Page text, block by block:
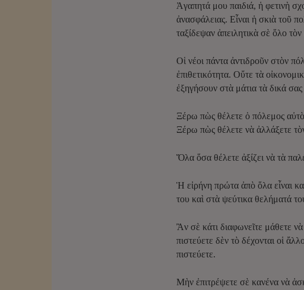
Ἀγαπητά μου παιδιά, ἡ φετινὴ
ἀνασφάλειας. Εἶναι ἡ σκιὰ τοῦ
ταξίδεψαν ἀπειλητικὰ σὲ ὅλο
Οἱ νέοι πάντα ἀντιδροῦν στὸν
ἐπιθετικότητα. Οὔτε τὰ
ἐξηγήσουν στὰ μάτια τὰ δικά
Ξέρω πὼς θέλετε ὁ πόλεμος
Ξέρω πὼς θέλετε νὰ ἀλλάξετε
Ὅλα ὅσα θέλετε ἀξίζει νὰ τὰ
Ἡ εἰρήνη πρώτα ἀπὸ ὅλα εἶναι
του καὶ στὰ ψεύτικα θελήματά
Ἂν σὲ κάτι διαφωνεῖτε μάθετε
πιστεύετε δὲν τὸ δέχονται οἱ
πιστεύετε.
Μὴν ἐπιτρέψετε σὲ κανένα νὰ